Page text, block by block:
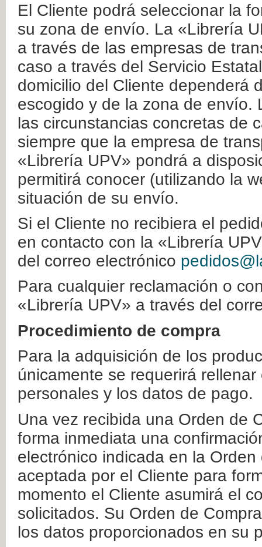
El Cliente podrá seleccionar la
su zona de envío. La «Librería
a través de las empresas de
caso a través del Servicio
domicilio del Cliente dependerá
escogido y de la zona de envío.
las circunstancias concretas de
siempre que la empresa de
«Librería UPV» pondrá a
permitirá conocer (utilizando la
situación de su envío.
Si el Cliente no recibiera el
en contacto con la «Librería
del correo electrónico
Para cualquier reclamación o
«Librería UPV» a través del
Procedimiento de compra
Para la adquisición de los
únicamente se requerirá
personales y los datos de pago.
Una vez recibida una Orden de
forma inmediata una
electrónico indicada en la
aceptada por el Cliente para
momento el Cliente asumirá el
solicitados. Su Orden de
los datos proporcionados en su